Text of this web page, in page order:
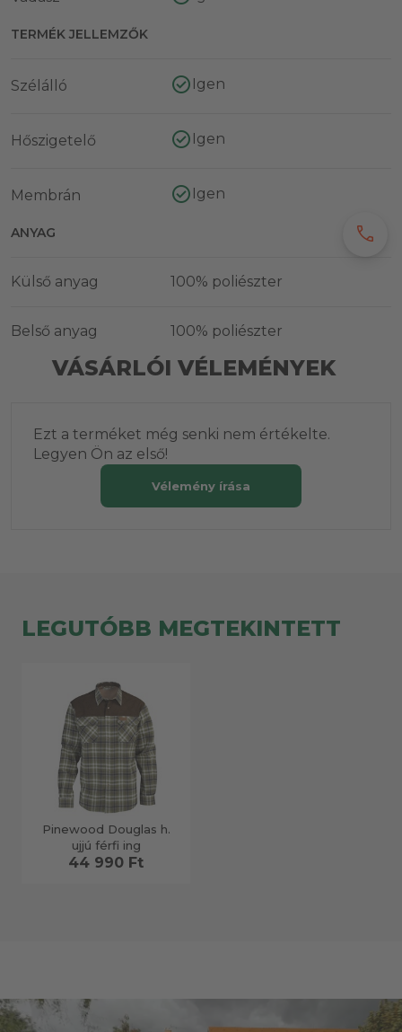
TERMÉK JELLEMZŐK
Szélálló Igen
Hőszigetelő Igen
Membrán Igen
ANYAG
Külső anyag 100% poliészter
Belső anyag 100% poliészter
VÁSÁRLÓI VÉLEMÉNYEK
Ezt a terméket még senki nem értékelte.
Legyen Ön az első!
Vélemény írása
LEGUTÓBB MEGTEKINTETT
Pinewood Douglas h.
ujjú férfi ing
44 990 Ft
call